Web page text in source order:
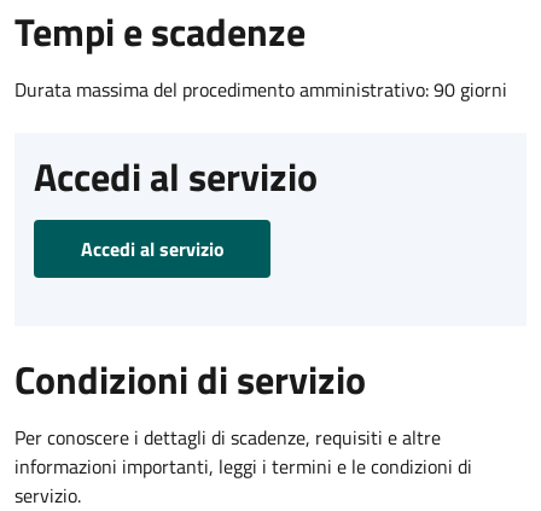
Tempi e scadenze
Durata massima del procedimento amministrativo: 90 giorni
Accedi al servizio
Accedi al servizio
Condizioni di servizio
Per conoscere i dettagli di scadenze, requisiti e altre
informazioni importanti, leggi i termini e le condizioni di
servizio.